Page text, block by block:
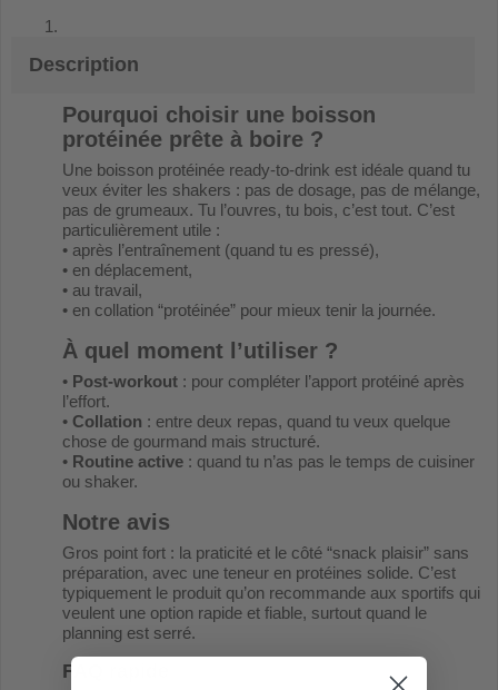
Description
Pourquoi choisir une boisson
protéinée prête à boire ?
Une boisson protéinée ready-to-drink est idéale quand tu
veux éviter les shakers : pas de dosage, pas de mélange,
pas de grumeaux. Tu l’ouvres, tu bois, c’est tout. C’est
particulièrement utile :
• après l’entraînement (quand tu es pressé),
• en déplacement,
• au travail,
• en collation “protéinée” pour mieux tenir la journée.
À quel moment l’utiliser ?
• Post-workout : pour compléter l’apport protéiné après
l’effort.
• Collation : entre deux repas, quand tu veux quelque
chose de gourmand mais structuré.
• Routine active : quand tu n’as pas le temps de cuisiner
ou shaker.
Notre avis
Gros point fort : la praticité et le côté “snack plaisir” sans
préparation, avec une teneur en protéines solide. C’est
typiquement le produit qu’on recommande aux sportifs qui
veulent une option rapide et fiable, surtout quand le
planning est serré.
FAQ rapide